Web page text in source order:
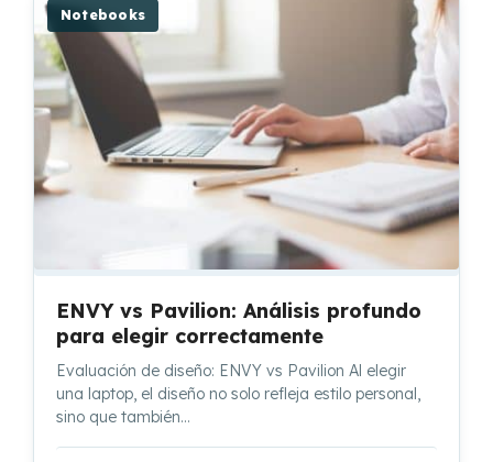
Notebooks
ENVY vs Pavilion: Análisis profundo
para elegir correctamente
Evaluación de diseño: ENVY vs Pavilion Al elegir
una laptop, el diseño no solo refleja estilo personal,
sino que también…